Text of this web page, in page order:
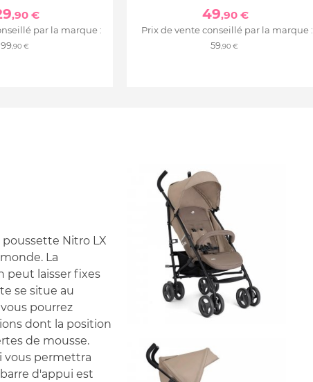
,90 €
par la marque :
,90 €
49,90 €
Prix de vente conseillé par la marque :
59,90 €
Nitro LX
La
peut laisser fixes
se situe au
pourrez
dont la position
de mousse.
vous permettra
d'appui est